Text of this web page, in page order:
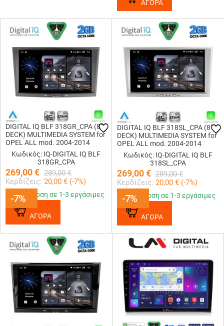
ΑΓΟΡΑ
-7%
DIGITAL IQ BLF 318GR_CPA (8"
DECK) MULTIMEDIA SYSTEM for
OPEL ALL mod. 2004-2014
(GREY)
Κωδικός: IQ-DIGITAL IQ BLF
318GR_CPA
269,00€ 289,00 €
Κερδίζεις: 20,00 € (-7%)
-7%
Παράδοση σε 1-3 εργάσιμες
ΑΓΟΡΑ
-7%
DIGITAL IQ BLF 318SL_CPA (8"
DECK) MULTIMEDIA SYSTEM for
OPEL ALL mod. 2004-2014
(SILVER)
Κωδικός: IQ-DIGITAL IQ BLF
318SL_CPA
269,00€ 289,00 €
Κερδίζεις: 20,00 € (-7%)
-7%
Παράδοση σε 1-3 εργάσιμες
ΑΓΟΡΑ